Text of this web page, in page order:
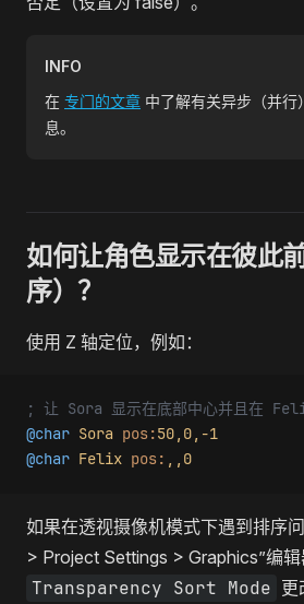
INFO
在 专门的文章 中了解有关异步（并
息。
如何让角色显示在彼此
序）？
使用 Z 轴定位，例如：
; 让 Sora 显示在底部中心并且在
@char Sora pos:50,0,-1
@char Felix pos: ,,0
如果在透视摄像机模式下遇到排序
> Project Settings > Graphics”编
Transparency Sort Mode 更